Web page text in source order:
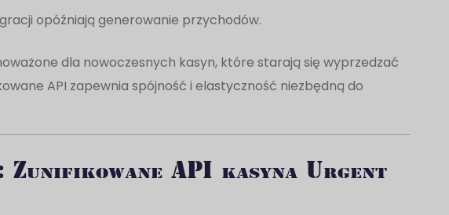
opóźniają generowanie przychodów.
dla nowoczesnych kasyn, które starają się wyprzedzać
API zapewnia spójność i elastyczność niezbędną do
Zunifikowane API kasyna Urgent